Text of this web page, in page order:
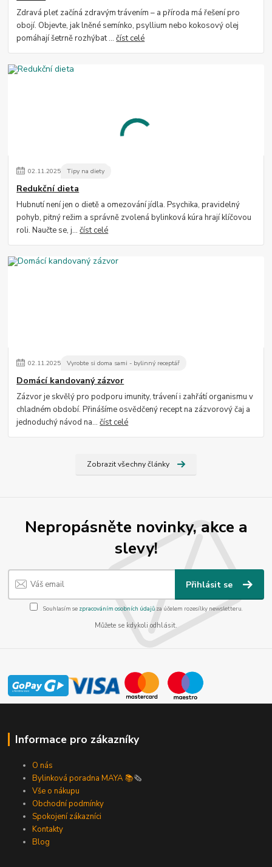
Zdravá pleť začíná zdravým trávením – a příroda má řešení pro
obojí. Objevte, jak lněné semínko, psyllium nebo kokosový olej
pomáhají šetrně rozhýbat ...číst celé
02.11.2025 Tipy na diety
Redukční dieta
Hubnutí není jen o dietě a omezování jídla. Psychika, pravidelný
pohyb, pitný režim a správně zvolená bylinková kúra hrají klíčovou
roli. Naučte se, j...číst celé
02.11.2025 Vyrobte si doma sami - bylinný receptář
Domácí kandovaný zázvor
Zázvor je skvělý pro podporu imunity, trávení i zahřátí organismu v
chladném období. Přinášíme osvědčený recept na zázvorový čaj a
jednoduchý návod na...číst celé
Zobrazit všechny články
Nepropásněte novinky, akce a
slevy!
Přihlásit se
Souhlasím se zpracováním osobních údajůza účelem rozesílky newsletteru.
Můžete se kdykoli odhlásit.
Informace pro zákazníky
O nás
Bylinková poradna MAYA 📚🗞️
Vše o nákupu
Obchodní podmínky
Spokojení zákazníci
Kontakty
Blog